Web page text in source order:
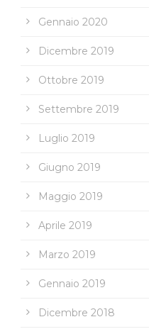
Gennaio 2020
Dicembre 2019
Ottobre 2019
Settembre 2019
Luglio 2019
Giugno 2019
Maggio 2019
Aprile 2019
Marzo 2019
Gennaio 2019
Dicembre 2018